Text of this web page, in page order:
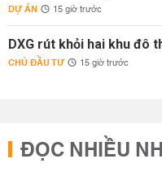
DỰ ÁN 15 giờ trước
DXG rút khỏi hai khu đô
CHỦ ĐẦU TƯ 15 giờ trước
ĐỌC NHIỀU